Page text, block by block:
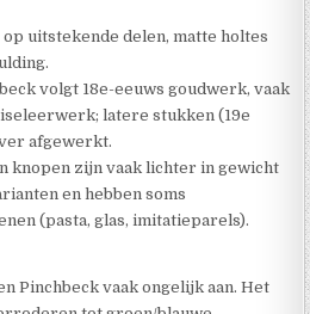
uitstekende delen, matte holtes
volgt 18e-eeuws goudwerk, vaak
latere stukken (19e
afgewerkt.
knopen zijn vaak lichter in gewicht
en hebben soms
(pasta, glas, imitatieparels).
Pinchbeck vaak ongelijk aan. Het